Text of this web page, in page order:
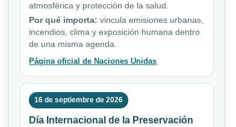
atmosférica y protección de la salud.
Por qué importa: vincula emisiones urbanas,
incendios, clima y exposición humana dentro
de una misma agenda.
Página oficial de Naciones Unidas
16 de septiembre de 2026
Día Internacional de la Preservación